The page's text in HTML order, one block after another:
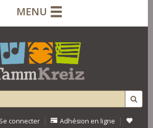
MENU
Se connecter | Adhésion en ligne |